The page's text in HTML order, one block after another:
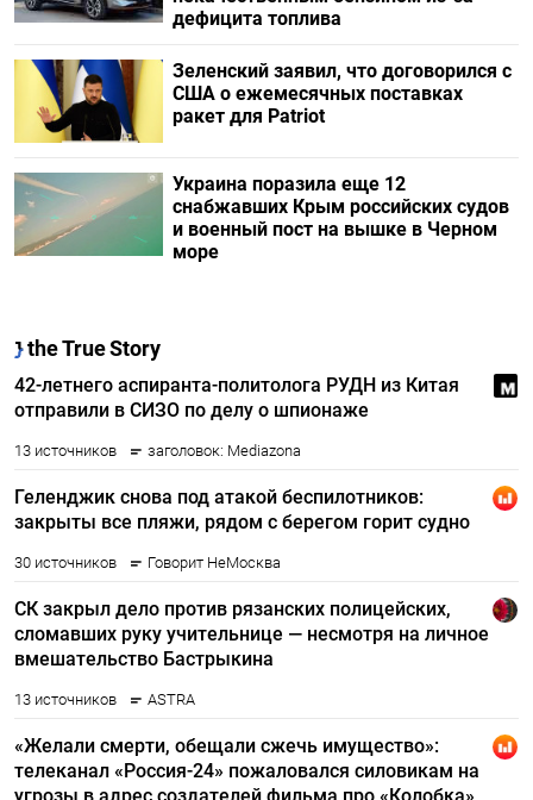
дефицита топлива
Зеленский заявил, что договорился с
США о ежемесячных поставках
ракет для Patriot
Украина поразила еще 12
снабжавших Крым российских судов
и военный пост на вышке в Черном
море